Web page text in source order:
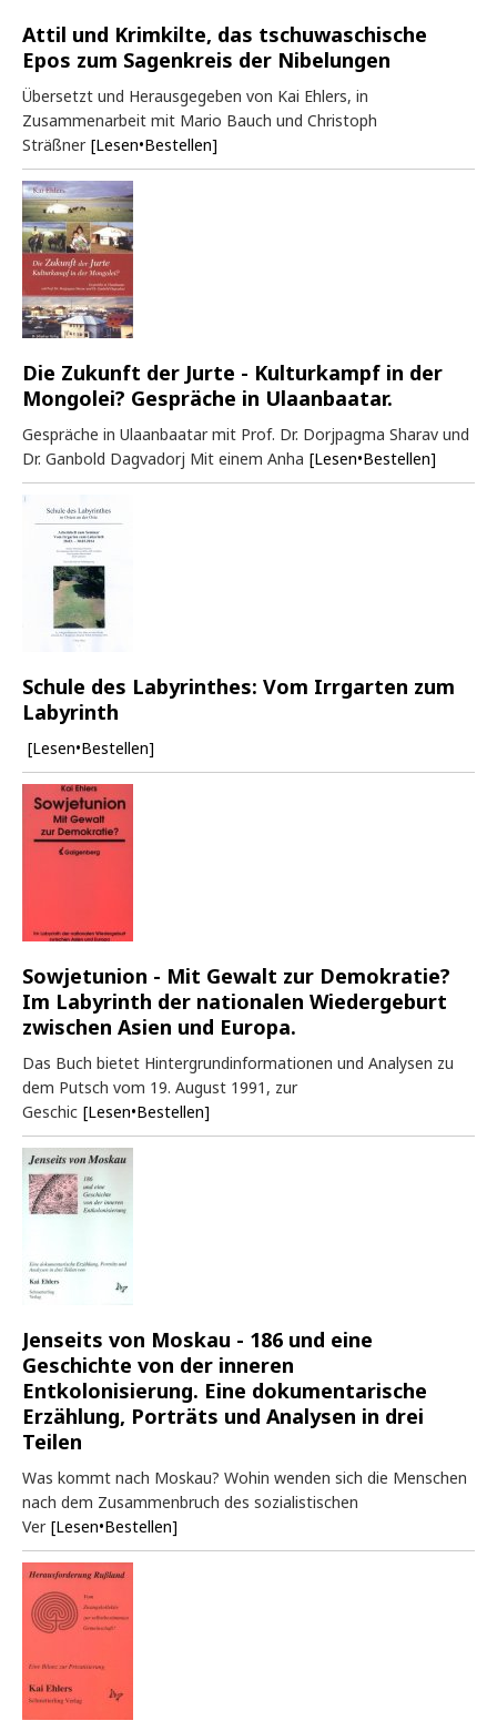
Attil und Krimkilte, das tschuwaschische
Epos zum Sagenkreis der Nibelungen
Übersetzt und Herausgegeben von Kai Ehlers, in
Zusammenarbeit mit Mario Bauch und Christoph
Sträßner [Lesen•Bestellen]
Die Zukunft der Jurte - Kulturkampf in der
Mongolei? Gespräche in Ulaanbaatar.
Gespräche in Ulaanbaatar mit Prof. Dr. Dorjpagma Sharav und
Dr. Ganbold Dagvadorj Mit einem Anha [Lesen•Bestellen]
Schule des Labyrinthes: Vom Irrgarten zum
Labyrinth
[Lesen•Bestellen]
Sowjetunion - Mit Gewalt zur Demokratie?
Im Labyrinth der nationalen Wiedergeburt
zwischen Asien und Europa.
Das Buch bietet Hintergrundinformationen und Analysen zu
dem Putsch vom 19. August 1991, zur
Geschic [Lesen•Bestellen]
Jenseits von Moskau - 186 und eine
Geschichte von der inneren
Entkolonisierung. Eine dokumentarische
Erzählung, Porträts und Analysen in drei
Teilen
Was kommt nach Moskau? Wohin wenden sich die Menschen
nach dem Zusammenbruch des sozialistischen
Ver [Lesen•Bestellen]